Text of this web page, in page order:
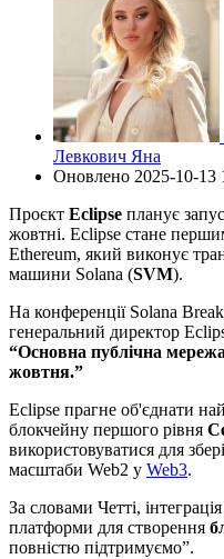
Левкович Яна
Оновлено 2025-10-13
Проєкт Eclipse планує
жовтні. Eclipse стане
Ethereum, який виконує
машини Solana (SVM).
На конференції Solana
генеральний директор
“Основна публічна
жовтня.”
Eclipse прагне об'єднати
блокчейну першого рівня
використовуватися для
масштаби Web2 у Web3.
За словами Четті,
платформи для створення
повністю підтримуємо”.